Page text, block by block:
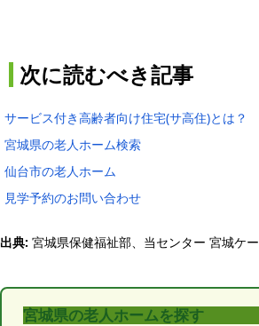
次に読むべき記事
サービス付き高齢者向け住宅(サ高住)とは？
宮城県の老人ホーム検索
仙台市の老人ホーム
見学予約のお問い合わせ
出典: 宮城県保健福祉部、当センター 宮城ケ
宮城県の老人ホームを探す